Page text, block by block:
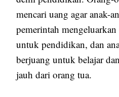
mencari uang agar anak-
pemerintah
untuk pendidikan, dan
berjuang untuk belajar
jauh dari orang tua.